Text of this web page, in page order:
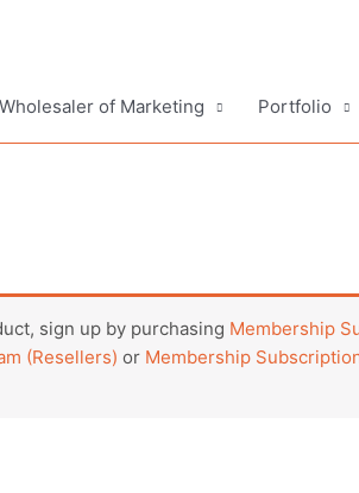
Wholesaler of Marketing Portfolio
sign up by purchasing Membership
(Resellers) or Membership